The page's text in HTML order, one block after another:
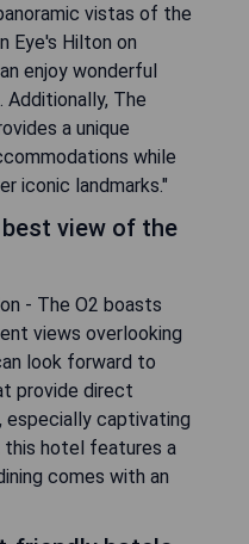
vistas of the
Eye's Hilton on
enjoy wonderful
The
a unique
while
iconic landmarks."
view of the
- The O2 boasts
views overlooking
look forward to
provide direct
captivating
this hotel features a
comes with an